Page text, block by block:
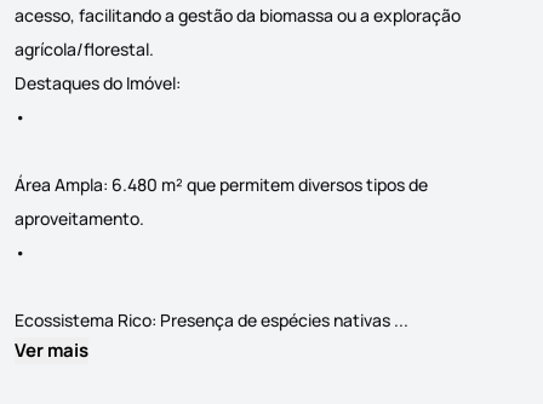
acesso, facilitando a gestão da biomassa ou a exploração
agrícola/florestal.
Destaques do Imóvel:
•
Área Ampla: 6.480 m² que permitem diversos tipos de
aproveitamento.
•
Ecossistema Rico: Presença de espécies nativas ...
Ver mais